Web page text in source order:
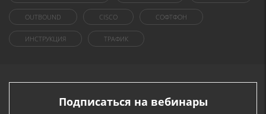
OUTBOUND CISCO СОФТФОН
ИНСТРУКЦИЯ ТРАФИК
Подписаться на вебинары